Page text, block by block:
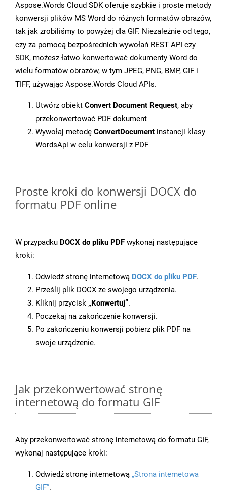
Aspose.Words Cloud SDK oferuje szybkie i proste metody
konwersji plików MS Word do różnych formatów obrazów,
tak jak zrobiliśmy to powyżej dla GIF. Niezależnie od tego,
czy za pomocą bezpośrednich wywołań REST API czy
SDK, możesz łatwo konwertować dokumenty Word do
wielu formatów obrazów, w tym JPEG, PNG, BMP, GIF i
TIFF, używając Aspose.Words Cloud APIs.
Utwórz obiekt Convert Document Request, aby
przekonwertować PDF dokument
Wywołaj metodę ConvertDocument instancji klasy
WordsApi w celu konwersji z PDF
Proste kroki do konwersji DOCX do
formatu PDF online
W przypadku DOCX do pliku PDF wykonaj następujące
kroki:
Odwiedź stronę internetową DOCX do pliku PDF.
Prześlij plik DOCX ze swojego urządzenia.
Kliknij przycisk „Konwertuj”.
Poczekaj na zakończenie konwersji.
Po zakończeniu konwersji pobierz plik PDF na
swoje urządzenie.
Jak przekonwertować stronę
internetową do formatu GIF
Aby przekonwertować stronę internetową do formatu GIF,
wykonaj następujące kroki:
Odwiedź stronę internetową „Strona internetowa
GIF”.